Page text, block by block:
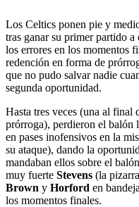
Los Celtics ponen pie y
tras ganar su primer partido
los errores en los momentos
redención en forma de
que no pudo salvar nadie
segunda oportunidad.
Hasta tres veces (una al final
prórroga), perdieron el balón
en pases inofensivos en la
su ataque), dando la
mandaban ellos sobre el
muy fuerte Stevens (la
Brown y Horford en
los momentos finales.